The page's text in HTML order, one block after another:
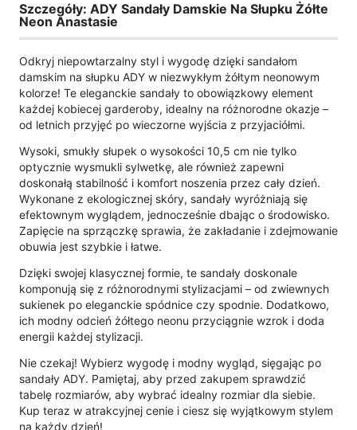
Szczegóły: ADY Sandały Damskie Na Słupku Żółte
Neon Anastasie
Odkryj niepowtarzalny styl i wygodę dzięki sandałom
damskim na słupku ADY w niezwykłym żółtym neonowym
kolorze! Te eleganckie sandały to obowiązkowy element
każdej kobiecej garderoby, idealny na różnorodne okazje –
od letnich przyjęć po wieczorne wyjścia z przyjaciółmi.
Wysoki, smukły słupek o wysokości 10,5 cm nie tylko
optycznie wysmukli sylwetkę, ale również zapewni
doskonałą stabilność i komfort noszenia przez cały dzień.
Wykonane z ekologicznej skóry, sandały wyróżniają się
efektownym wyglądem, jednocześnie dbając o środowisko.
Zapięcie na sprzączkę sprawia, że zakładanie i zdejmowanie
obuwia jest szybkie i łatwe.
Dzięki swojej klasycznej formie, te sandały doskonale
komponują się z różnorodnymi stylizacjami – od zwiewnych
sukienek po eleganckie spódnice czy spodnie. Dodatkowo,
ich modny odcień żółtego neonu przyciągnie wzrok i doda
energii każdej stylizacji.
Nie czekaj! Wybierz wygodę i modny wygląd, sięgając po
sandały ADY. Pamiętaj, aby przed zakupem sprawdzić
tabelę rozmiarów, aby wybrać idealny rozmiar dla siebie.
Kup teraz w atrakcyjnej cenie i ciesz się wyjątkowym stylem
na każdy dzień!